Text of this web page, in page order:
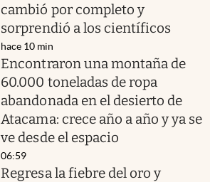
cambió por completo y
sorprendió a los científicos
hace 10 min
Encontraron una montaña de
60.000 toneladas de ropa
abandonada en el desierto de
Atacama: crece año a año y ya se
ve desde el espacio
06:59
Regresa la fiebre del oro y